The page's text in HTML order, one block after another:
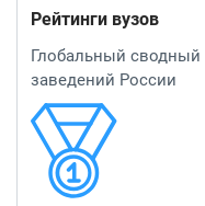
Рейтинги вузов
Глобальный сводный
заведений России